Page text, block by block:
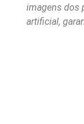
imagens dos
artificial,